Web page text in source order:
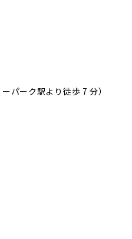
パーク駅より徒歩 7 分）